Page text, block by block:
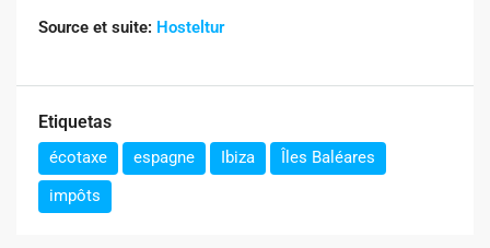
Source et suite: Hosteltur
Etiquetas
écotaxe espagne Ibiza
Îles Baléares
impôts